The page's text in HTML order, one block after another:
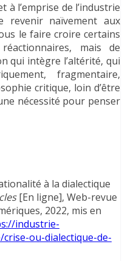
à l’emprise de l’industrie
revenir naïvement aux
le faire croire certains
mais de
qui intègre l’altérité, qui
fragmentaire,
critique, loin d’être
nécessité pour penser
à la dialectique
[En ligne], Web-revue
2022, mis en
industrie-
ou-dialectique-de-